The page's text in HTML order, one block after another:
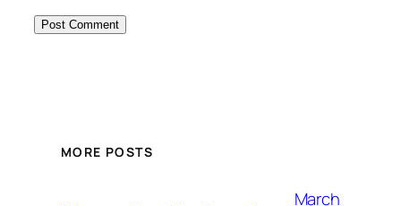
MORE POSTS
March